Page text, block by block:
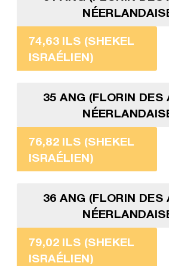
74,63 ILS (SHEKEL
ISRAÉLIEN)
35 ANG (FLORIN DES
76,82 ILS (SHEKEL
ISRAÉLIEN)
36 ANG (FLORIN DES
79,02 ILS (SHEKEL
ISRAÉLIEN)